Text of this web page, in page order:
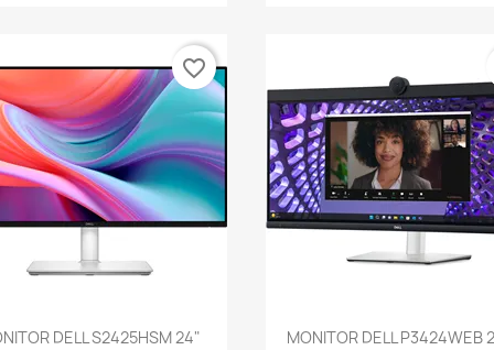
Vista rápida
DELL S2425HSM 24"
favorite_border
Vista rápida
MONITOR DELL P3424WEB